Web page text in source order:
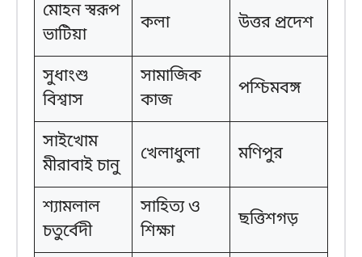
মোহন স্বরূপ
ভাটিয়া
কলা উত্তর প্রদেশ
সুধাংশু
বিশ্বাস
সামাজিক
কাজ
পশ্চিমবঙ্গ
সাইখোম
মীরাবাই চানু
খেলাধুলা মণিপুর
শ্যামলাল
চতুর্বেদী
সাহিত্য ও
শিক্ষা
ছত্তিশগড়